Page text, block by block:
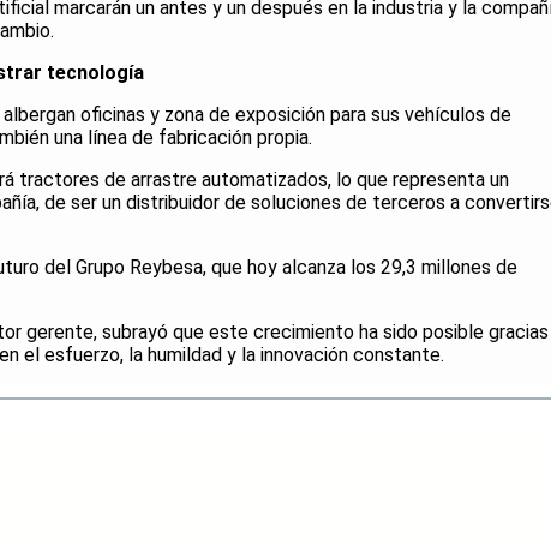
marcarán un antes y un después en la industria y la
tecnología
oficinas y zona de exposición para sus vehículos de
una línea de fabricación propia.
tractores de arrastre automatizados, lo que representa un
de ser un distribuidor de soluciones de terceros a
del Grupo Reybesa, que hoy alcanza los 29,3 millones de
gerente, subrayó que este crecimiento ha sido posible gracias
el esfuerzo, la humildad y la innovación constante.